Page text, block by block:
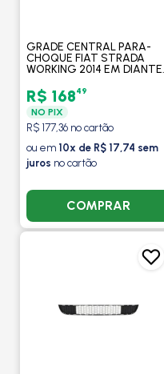
GRADE CENTRAL PARA-
CHOQUE FIAT STRADA
WORKING 2014 EM DIANTE
R$ 16849
NO PIX
R$ 177,36 no cartão
ou em 10x de R$ 17,74 sem
juros no cartão
COMPRAR